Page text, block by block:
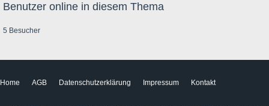
Benutzer online in diesem Thema
5 Besucher
Home AGB Datenschutzerklärung Impressum Kontakt